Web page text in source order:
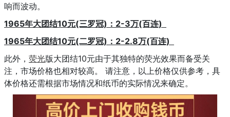
响而波动。
1965年大团结10元(三罗冠)：2-3万(百连)
1965年大团结10元(二罗冠)：2-2.8万(百连)
此外， 荧光版大团结10元由于其独特的荧光效果而备受关
注，市场价格也相对较高。 请注意，以上价格仅供参考，具
体价格还需根据市场情况和纸币的实际情况来确定。